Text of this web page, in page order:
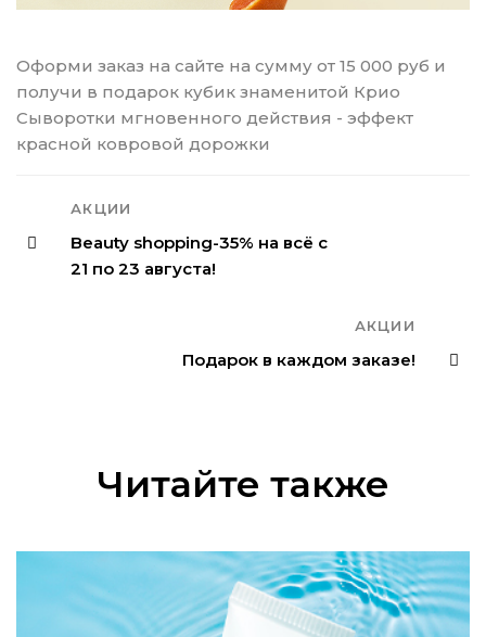
Оформи заказ на сайте на сумму от 15 000 руб и
получи в подарок кубик знаменитой Крио
Сыворотки мгновенного действия - эффект
красной ковровой дорожки
АКЦИИ
Beauty shopping-35% на всё с
21 по 23 августа!
АКЦИИ
Подарок в каждом заказе!
Читайте также